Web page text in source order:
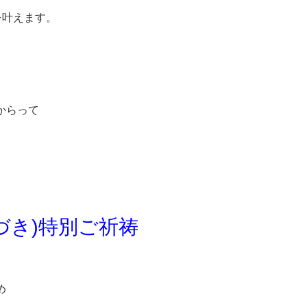
えます。
らって
き)特別ご祈祷